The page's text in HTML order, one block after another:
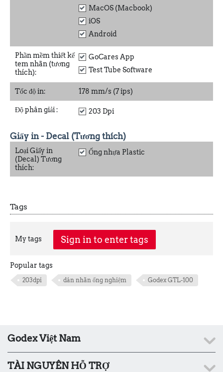
MacOS (Macbook)
iOS
Android
Phần mềm thiết kế
tem nhãn (tương
thích):
GoCares App
Test Tube Software
Tốc độ in: 178 mm/s (7 ips)
Độ phân giải: 203 Dpi
Giấy in - Decal (Tương thích)
Loại Giấy in
(Decal) Tương
thích:
Ống nhựa Plastic
Tags
My tags Sign in to enter tags
Popular tags
203dpi dán nhãn ống nghiệm Godex GTL-100
Godex Việt Nam
TÀI NGUYÊN HỖ TRỢ